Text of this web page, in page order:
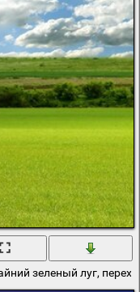
зеленый луг,